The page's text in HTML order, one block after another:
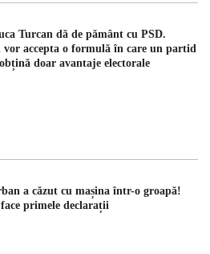
Turcan dă de pământ cu PSD.
accepta o formulă în care un partid
doar avantaje electorale
a căzut cu mașina într-o groapă!
primele declarații